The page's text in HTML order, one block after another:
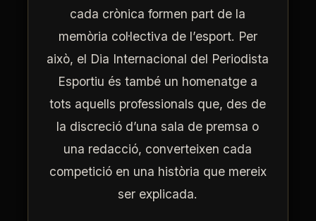
cada crònica formen part de la
memòria col·lectiva de l’esport. Per
això, el Dia Internacional del Periodista
Esportiu és també un homenatge a
tots aquells professionals que, des de
la discreció d’una sala de premsa o
una redacció, converteixen cada
competició en una història que mereix
ser explicada.